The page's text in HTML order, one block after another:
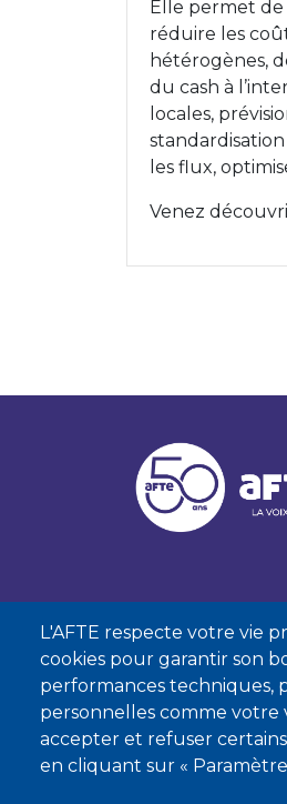
L'AFTE respecte votre vie
cookies pour garantir son
performances techniques,
personnelles comme votre
accepter et refuser
en cliquant sur «
Elle permet de
réduire les
hétérogènes,
du cash à
locales,
les flux,
Venez